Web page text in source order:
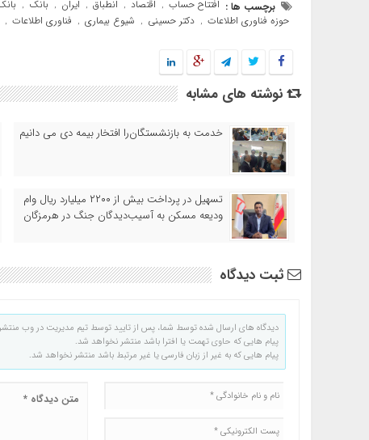
برچسب ها : افتتاح حساب , اقتصاد , انطباق , ایران , بانک ,
حوزه فناوری اطلاعات , دکتر حسینی , شیوع بیماری , فناوری اطلاعات ,
نوشته های مشابه
خدمت به بازنشستگان‌را افتخار بیمه دی می دانیم
تسهیل در پرداخت بیش از ۲۲۰۰ میلیارد ریال وام
ودیعه مسکن به آسیب‌دیدگان جنگ در هرمزگان
ثبت دیدگاه
دیدگاه های ارسال شده توسط شما، پس از تایید توسط تیم مدیریت در وب
پیام هایی که حاوی تهمت یا افترا باشد منتشر نخواهد شد.
پیام هایی که به غیر از زبان فارسی یا غیر مرتبط باشد منتشر نخواهد شد.